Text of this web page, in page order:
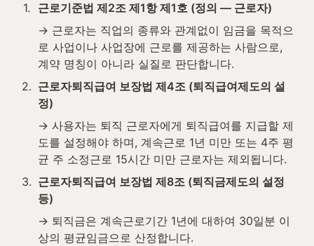
1.
근로기준법 제2조 제1항 제1호 (정의 — 근로자)
→ 근로자는 직업의 종류와 관계없이 임금을 목적으
로 사업이나 사업장에 근로를 제공하는 사람으로,
계약 명칭이 아니라 실질로 판단합니다.
2. 근로자퇴직급여 보장법 제4조 (퇴직급여제도의 설
정)
→ 사용자는 퇴직 근로자에게 퇴직급여를 지급할 제
도를 설정해야 하며, 계속근로 1년 미만 또는 4주 평
균 주 소정근로 15시간 미만 근로자는 제외됩니다.
3. 근로자퇴직급여 보장법 제8조 (퇴직금제도의 설정
등)
→ 퇴직금은 계속근로기간 1년에 대하여 30일분 이
상의 평균임금으로 산정합니다.